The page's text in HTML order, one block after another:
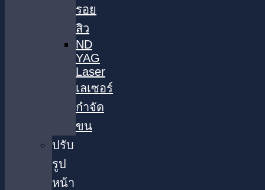
รอย
สิว
ND
YAG
Laser
เลเซอร์
กำจัด
ขน
ปรับ
รูป
หน้า